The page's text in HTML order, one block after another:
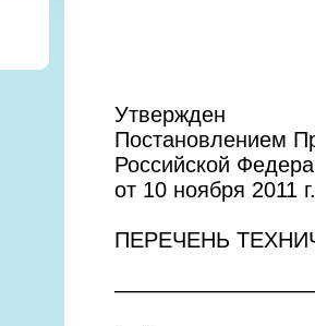
Утвержден
Постановлением
Российской
от 10 ноября 2011
ПЕРЕЧЕНЬ